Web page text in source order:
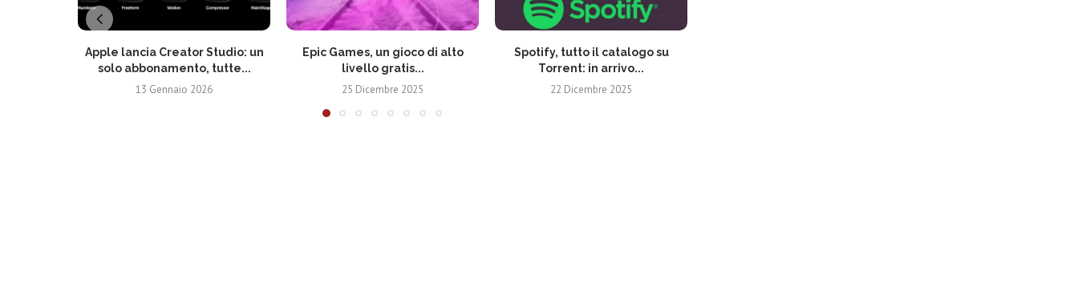
Apple lancia Creator Studio: un
solo abbonamento, tutte...
13 Gennaio 2026
Epic Games, un gioco di alto
livello gratis...
25 Dicembre 2025
Spotify, tutto il catalogo su
Torrent: in arrivo...
22 Dicembre 2025